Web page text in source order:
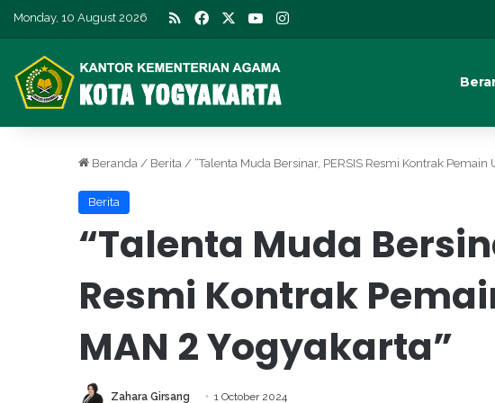
Monday, 10 August 2026 RSS Facebook YouTube
Beranda / Berita / “Talenta Muda Bersinar, PERSIS Resmi Kontrak Pemain
Berita
“Talenta Muda
Resmi Kontrak
MAN 2 Yogyakarta”
Zahara Girsang 1 October 2024